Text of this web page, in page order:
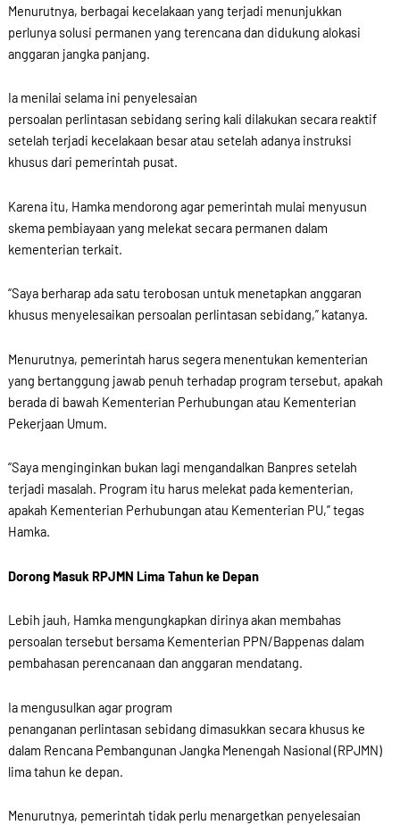
Menurutnya, berbagai kecelakaan yang terjadi menunjukkan
perlunya solusi permanen yang terencana dan didukung alokasi
anggaran jangka panjang.
Ia menilai selama ini penyelesaian
persoalan perlintasan sebidang sering kali dilakukan secara reaktif
setelah terjadi kecelakaan besar atau setelah adanya instruksi
khusus dari pemerintah pusat.
Karena itu, Hamka mendorong agar pemerintah mulai menyusun
skema pembiayaan yang melekat secara permanen dalam
kementerian terkait.
“Saya berharap ada satu terobosan untuk menetapkan anggaran
khusus menyelesaikan persoalan perlintasan sebidang,” katanya.
Menurutnya, pemerintah harus segera menentukan kementerian
yang bertanggung jawab penuh terhadap program tersebut, apakah
berada di bawah Kementerian Perhubungan atau Kementerian
Pekerjaan Umum.
“Saya menginginkan bukan lagi mengandalkan Banpres setelah
terjadi masalah. Program itu harus melekat pada kementerian,
apakah Kementerian Perhubungan atau Kementerian PU,” tegas
Hamka.
Dorong Masuk RPJMN Lima Tahun ke Depan
Lebih jauh, Hamka mengungkapkan dirinya akan membahas
persoalan tersebut bersama Kementerian PPN/Bappenas dalam
pembahasan perencanaan dan anggaran mendatang.
Ia mengusulkan agar program
penanganan perlintasan sebidang dimasukkan secara khusus ke
dalam Rencana Pembangunan Jangka Menengah Nasional (RPJMN)
lima tahun ke depan.
Menurutnya, pemerintah tidak perlu menargetkan penyelesaian